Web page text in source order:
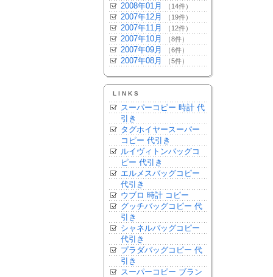
2008年01月 （14件）
2007年12月 （19件）
2007年11月 （12件）
2007年10月 （8件）
2007年09月 （6件）
2007年08月 （5件）
LINKS
スーパーコピー 時計 代
引き
タグホイヤースーパー
コピー 代引き
ルイヴィトンバッグコ
ピー 代引き
エルメスバッグコピー
代引き
ウブロ 時計 コピー
グッチバッグコピー 代
引き
シャネルバッグコピー
代引き
プラダバッグコピー 代
引き
スーパーコピー ブラン